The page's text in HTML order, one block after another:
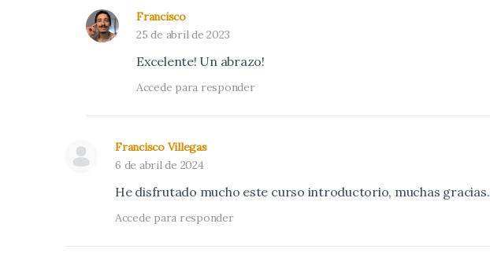
Francisco
25 de abril de 2023
Excelente! Un abrazo!
Accede para responder
Francisco Villegas
6 de abril de 2024
He disfrutado mucho este curso introductorio, muchas gracias.
Accede para responder